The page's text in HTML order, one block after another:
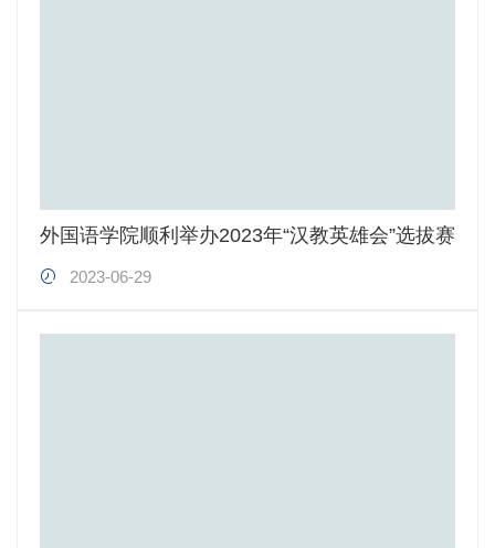
外国语学院顺利举办2023年“汉教英雄会”选拔赛
2023-06-29